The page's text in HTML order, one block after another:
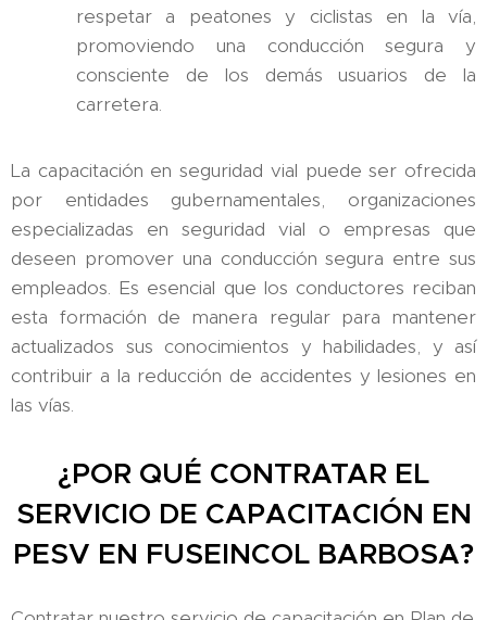
respetar a peatones y ciclistas en la vía,
promoviendo una conducción segura y
consciente de los demás usuarios de la
carretera.
La capacitación en seguridad vial puede ser ofrecida
por entidades gubernamentales, organizaciones
especializadas en seguridad vial o empresas que
deseen promover una conducción segura entre sus
empleados. Es esencial que los conductores reciban
esta formación de manera regular para mantener
actualizados sus conocimientos y habilidades, y así
contribuir a la reducción de accidentes y lesiones en
las vías.
¿POR QUÉ CONTRATAR EL
SERVICIO DE CAPACITACIÓN EN
PESV EN FUSEINCOL BARBOSA?